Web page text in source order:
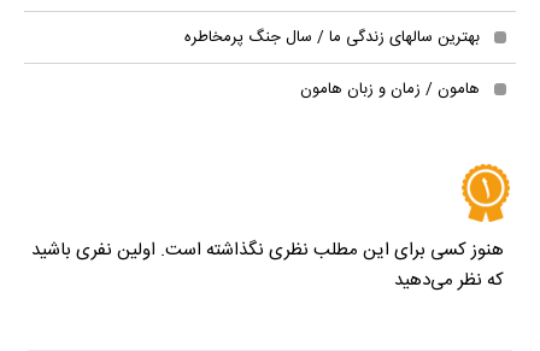
بهترین سالهای زندگی ما / سال جنگ پرمخاطره
هامون / زمان و زبان هامون
هنوز کسی برای این مطلب نظری نگذاشته است. اولین نفری باشید
که نظر می‌دهید